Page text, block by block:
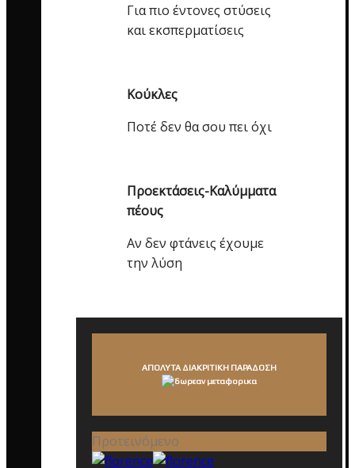
Για πιο έντονες στύσεις
και εκσπερματίσεις
Κούκλες
Ποτέ δεν θα σου πει όχι
Προεκτάσεις-Καλύμματα
πέους
Αν δεν φτάνεις έχουμε
την λύση
ΑΠΟΛΥΤΑ ΔΙΑΚΡΙΤΙΚΗ ΠΑΡΑΔΟΣΗ
Προτεινόμενο